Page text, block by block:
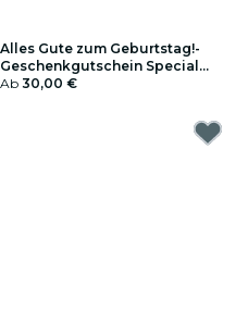
Alles Gute zum Geburtstag!-
Geschenkgutschein Special
Edition
Ab 30,00 €